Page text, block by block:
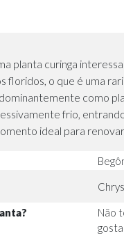
planta curinga
floridos, o que é uma
como
frio,
ideal para
Não